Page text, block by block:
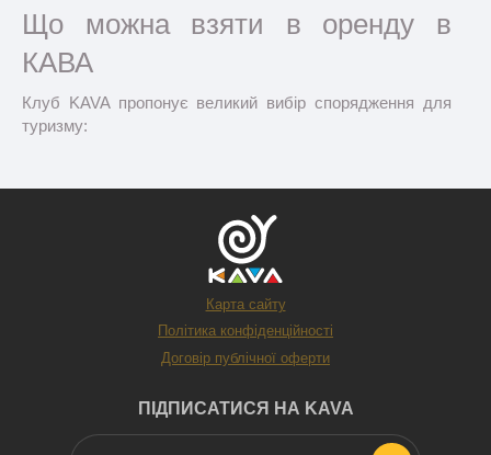
Що можна взяти в оренду в
КАВА
Клуб KAVA пропонує великий вибір спорядження для
туризму:
прокат карематів (коврик)
прокат рюкзаків
Обладнання підходить як для одноденних прогулянок,
спорядження
Карта сайту
Політика конфіденційності
Договір публічної оферти
ПІДПИСАТИСЯ НА KAVA